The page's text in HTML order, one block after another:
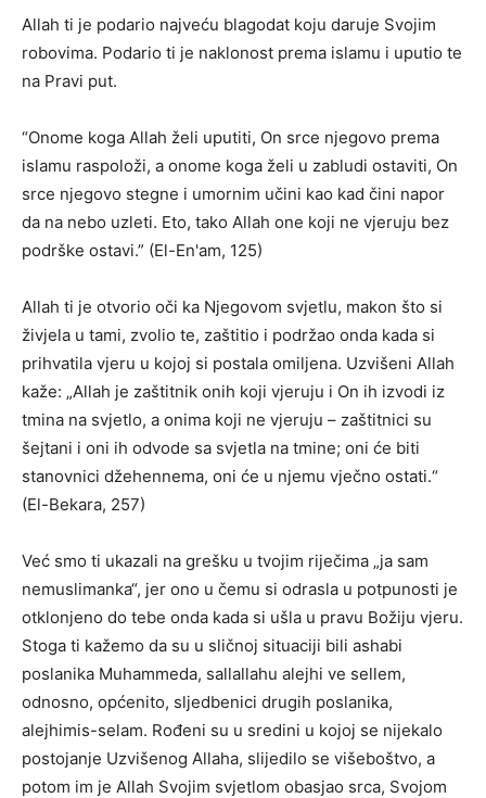
Allah ti je podario najveću blagodat koju daruje Svojim
robovima. Podario ti je naklonost prema islamu i uputio te
na Pravi put.
“Onome koga Allah želi uputiti, On srce njegovo prema
islamu raspoloži, a onome koga želi u zabludi ostaviti, On
srce njegovo stegne i umornim učini kao kad čini napor
da na nebo uzleti. Eto, tako Allah one koji ne vjeruju bez
podrške ostavi.” (El-En'am, 125)
Allah ti je otvorio oči ka Njegovom svjetlu, makon što si
živjela u tami, zvolio te, zaštitio i podržao onda kada si
prihvatila vjeru u kojoj si postala omiljena. Uzvišeni Allah
kaže: „Allah je zaštitnik onih koji vjeruju i On ih izvodi iz
tmina na svjetlo, a onima koji ne vjeruju – zaštitnici su
šejtani i oni ih odvode sa svjetla na tmine; oni će biti
stanovnici džehennema, oni će u njemu vječno ostati.“
(El-Bekara, 257)
Već smo ti ukazali na grešku u tvojim riječima „ja sam
nemuslimanka“, jer ono u čemu si odrasla u potpunosti je
otklonjeno do tebe onda kada si ušla u pravu Božiju vjeru.
Stoga ti kažemo da su u sličnoj situaciji bili ashabi
poslanika Muhammeda, sallallahu alejhi ve sellem,
odnosno, općenito, sljedbenici drugih poslanika,
alejhimis-selam. Rođeni su u sredini u kojoj se nijekalo
postojanje Uzvišenog Allaha, slijedilo se višeboštvo, a
potom im je Allah Svojim svjetlom obasjao srca, Svojom